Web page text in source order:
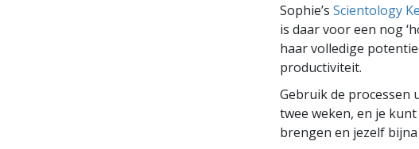
Sophie’s Scientology
is daar voor een nog
haar volledige
productiviteit.
Gebruik de processen
twee weken, en je
brengen en jezelf